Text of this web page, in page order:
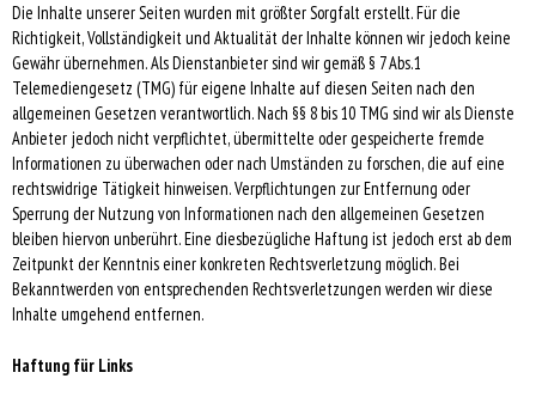
Die Inhalte unserer Seiten wurden mit größter Sorgfalt erstellt. Für die
Richtigkeit, Vollständigkeit und Aktualität der Inhalte können wir jedoch keine
Gewähr übernehmen. Als Dienstanbieter sind wir gemäß § 7 Abs.1
Telemediengesetz (TMG) für eigene Inhalte auf diesen Seiten nach den
allgemeinen Gesetzen verantwortlich. Nach §§ 8 bis 10 TMG sind wir als Dienste
Anbieter jedoch nicht verpflichtet, übermittelte oder gespeicherte fremde
Informationen zu überwachen oder nach Umständen zu forschen, die auf eine
rechtswidrige Tätigkeit hinweisen. Verpflichtungen zur Entfernung oder
Sperrung der Nutzung von Informationen nach den allgemeinen Gesetzen
bleiben hiervon unberührt. Eine diesbezügliche Haftung ist jedoch erst ab dem
Zeitpunkt der Kenntnis einer konkreten Rechtsverletzung möglich. Bei
Bekanntwerden von entsprechenden Rechtsverletzungen werden wir diese
Inhalte umgehend entfernen.
Haftung für Links